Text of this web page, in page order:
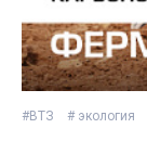
#ВТЗ # экология